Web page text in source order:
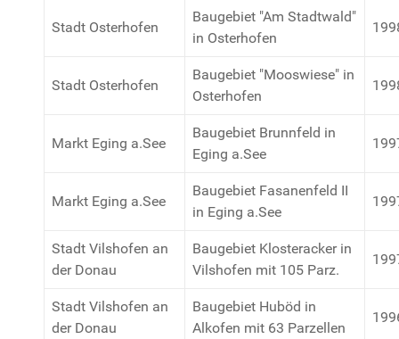
Stadt Osterhofen
Baugebiet "Am Stadtwald"
in Osterhofen
Stadt Osterhofen
Baugebiet "Mooswiese" in
Osterhofen
Markt Eging a.See
Baugebiet Brunnfeld in
Eging a.See
Markt Eging a.See
Baugebiet Fasanenfeld II
in Eging a.See
Stadt Vilshofen an
der Donau
Baugebiet Klosteracker in
Vilshofen mit 105 Parz.
Stadt Vilshofen an
der Donau
Baugebiet Huböd in
Alkofen mit 63 Parzellen